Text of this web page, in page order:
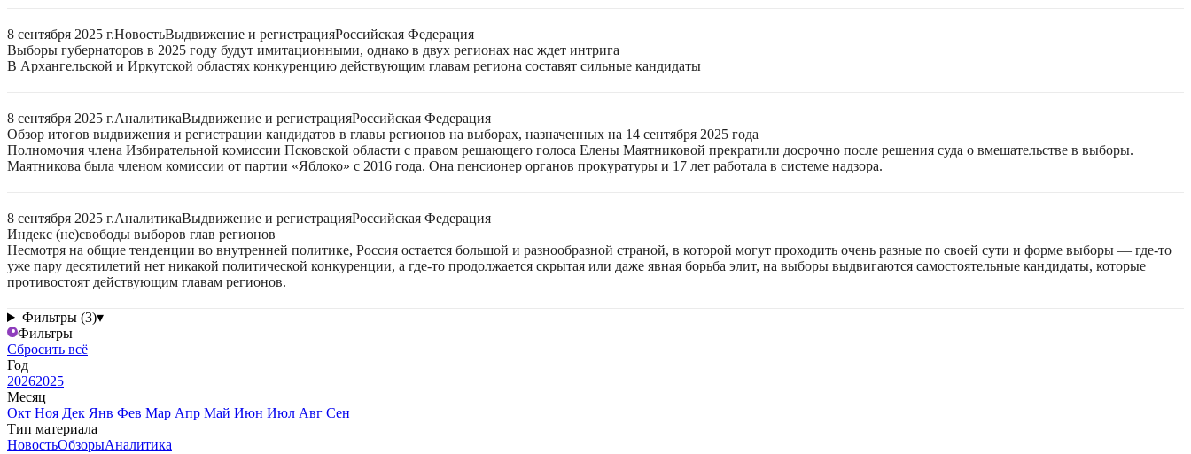
8 сентября 2025 г.НовостьВыдвижение и регистрацияРоссийская Федерация
Выборы губернаторов в 2025 году будут имитационными, однако в двух регионах нас ждет интрига
В Архангельской и Иркутской областях конкуренцию действующим главам региона составят сильные кандидаты
8 сентября 2025 г.АналитикаВыдвижение и регистрацияРоссийская Федерация
Обзор итогов выдвижения и регистрации кандидатов в главы регионов на выборах, назначенных на 14 сентября 2025 года
Полномочия члена Избирательной комиссии Псковской области с правом решающего голоса Елены Маятниковой прекратили досрочно после решения суда о вмешательстве в выборы.
Маятникова была членом комиссии от партии «Яблоко» с 2016 года. Она пенсионер органов прокуратуры и 17 лет работала в системе надзора.
8 сентября 2025 г.АналитикаВыдвижение и регистрацияРоссийская Федерация
Индекс (не)свободы выборов глав регионов
Несмотря на общие тенденции во внутренней политике, Россия остается большой и разнообразной страной, в которой могут проходить очень разные по своей сути и форме выборы — где-то
уже пару десятилетий нет никакой политической конкуренции, а где-то продолжается скрытая или даже явная борьба элит, на выборы выдвигаются самостоятельные кандидаты, которые
противостоят действующим главам регионов.
Фильтры (3)▾
Фильтры
Сбросить всё
Год
20262025
Месяц
Окт Ноя Дек Янв Фев Мар Апр Май Июн Июл Авг Сен
Тип материала
НовостьОбзорыАналитика